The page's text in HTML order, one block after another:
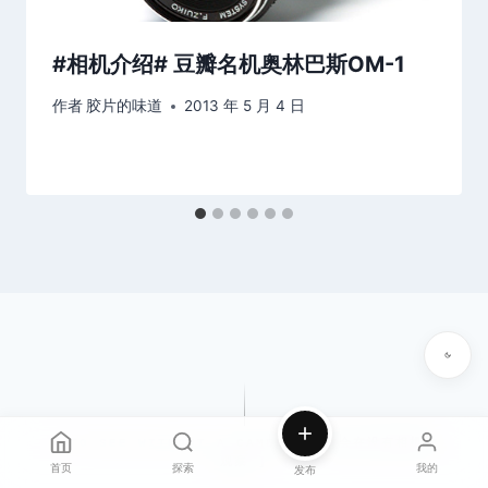
#相机介绍# 豆瓣名机奥林巴斯OM-1
作者 胶片的味道 2013 年 5 月 4 日
[ TO SEE WITHOUT A CAMERA · 学会在没有相机时
首页 探索 发布 我的